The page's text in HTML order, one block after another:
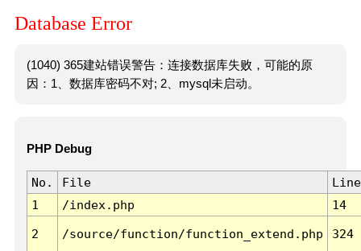
Database Error
(1040) 365建站错误警告：连接数据库失败，可能的原
因：1、数据库密码不对; 2、mysql未启动。
PHP Debug
No. File
Line
1
/index.php 14
2 /source/function/function_extend.php 324